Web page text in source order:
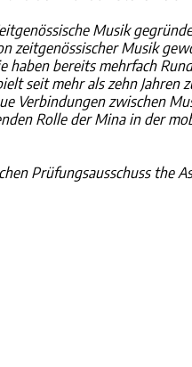
Musik
Musik
bereits mehrfach
seit mehr als zehn
Verbindungen zwischen
Rolle der Mina in der
Prüfungsausschuss the